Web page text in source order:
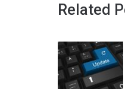
Related